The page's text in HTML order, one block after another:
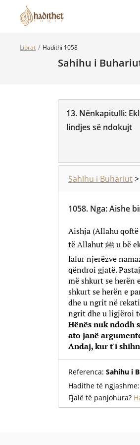
Librat Hadithi 1058
Sahihu i
13. Nënkapitulli:
lindjes së ndokujt
Sahihu i Buhariut>
1058. Nga:Aishe
Aishja (Allahu
të Allahut ﷺ u bë eklipsi diellor, andaj Pejgamberi ﷺ u ngrit për t'ua
falur njerëzve
qëndroi gjatë.
më shkurt se herën
shkurt se herën e
dhe u ngrit në
ngrit dhe u ligjëroi
Hënës nuk ndodh
ato janë
Andaj, kur t'i
Referenca: Sahihu i
Hadithe të ngjashme:
Fjalë të panjohura?